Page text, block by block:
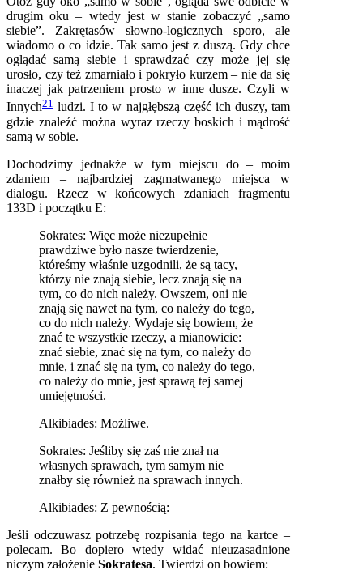
drugim oku – wtedy jest w stanie zobaczyć „samo
siebie”. Zakrętasów słowno-logicznych sporo, ale
wiadomo o co idzie. Tak samo jest z duszą. Gdy chce
oglądać samą siebie i sprawdzać czy może jej się
urosło, czy też zmarniało i pokryło kurzem – nie da się
inaczej jak patrzeniem prosto w inne dusze. Czyli w
Innych21 ludzi. I to w najgłębszą część ich duszy, tam
gdzie znaleźć można wyraz rzeczy boskich i mądrość
samą w sobie.
Dochodzimy jednakże w tym miejscu do – moim
zdaniem – najbardziej zagmatwanego miejsca w
dialogu. Rzecz w końcowych zdaniach fragmentu
133D i początku E:
Sokrates: Więc może niezupełnie
prawdziwe było nasze twierdzenie,
któreśmy właśnie uzgodnili, że są tacy,
którzy nie znają siebie, lecz znają się na
tym, co do nich należy. Owszem, oni nie
znają się nawet na tym, co należy do tego,
co do nich należy. Wydaje się bowiem, że
znać te wszystkie rzeczy, a mianowicie:
znać siebie, znać się na tym, co należy do
mnie, i znać się na tym, co należy do tego,
co należy do mnie, jest sprawą tej samej
umiejętności.
Alkibiades: Możliwe.
Sokrates: Jeśliby się zaś nie znał na
własnych sprawach, tym samym nie
znałby się również na sprawach innych.
Alkibiades: Z pewnością:
Jeśli odczuwasz potrzebę rozpisania tego na kartce –
polecam. Bo dopiero wtedy widać nieuzasadnione
niczym założenie Sokratesa. Twierdzi on bowiem: